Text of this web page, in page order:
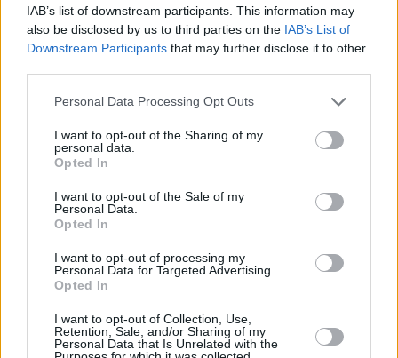
IAB’s list of downstream participants. This information may
also be disclosed by us to third parties on the IAB’s List of
Downstream Participants that may further disclose it to other
Please note that this website/app uses one or more Google
not limited to your visit or usage behaviour. You may click to
grant or deny consent to Google and its third-party tags to
use your data for below specified purposes in below Google
consent section.
Personal Data Processing Opt Outs
I want to opt-out of the Sharing of my
personal data.
Opted In
I want to opt-out of the Sale of my
Personal Data.
Opted In
I want to opt-out of processing my
Personal Data for Targeted Advertising.
Opted In
I want to opt-out of Collection, Use,
Retention, Sale, and/or Sharing of my
Personal Data that Is Unrelated with the
08.04.2021, 21:25 5